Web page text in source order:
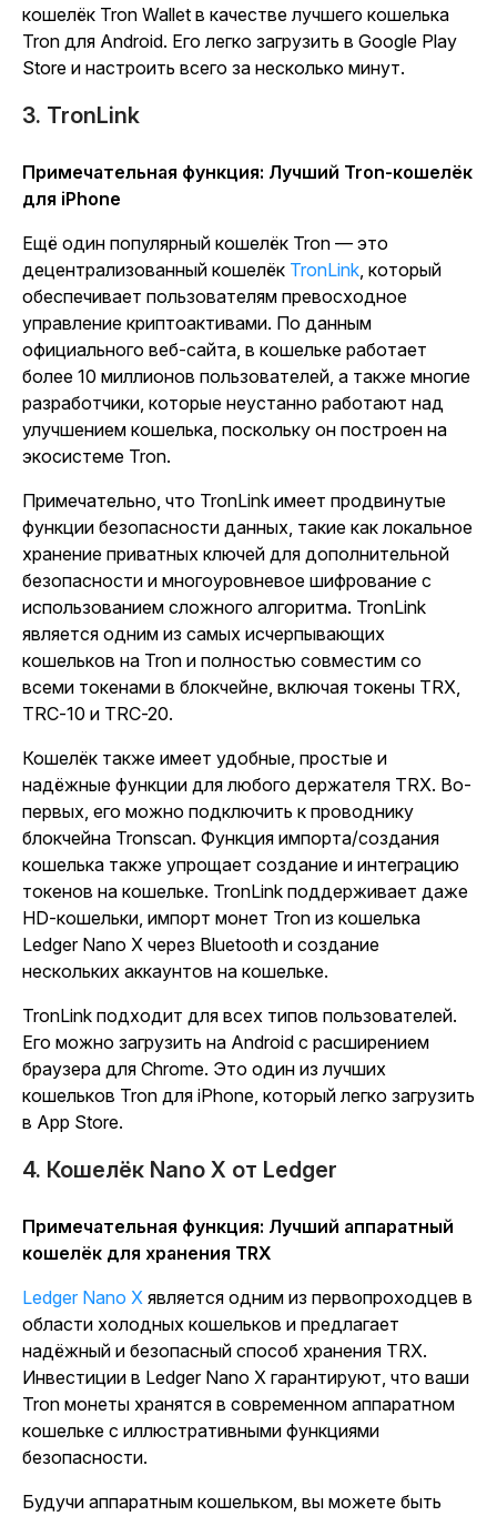
кошелёк Tron Wallet в качестве лучшего кошелька
Tron для Android. Его легко загрузить в Google Play
Store и настроить всего за несколько минут.
3. TronLink
Примечательная функция: Лучший Tron-кошелёк
для iPhone
Ещё один популярный кошелёк Tron — это
децентрализованный кошелёк TronLink, который
обеспечивает пользователям превосходное
управление криптоактивами. По данным
официального веб-сайта, в кошельке работает
более 10 миллионов пользователей, а также многие
разработчики, которые неустанно работают над
улучшением кошелька, поскольку он построен на
экосистеме Tron.
Примечательно, что TronLink имеет продвинутые
функции безопасности данных, такие как локальное
хранение приватных ключей для дополнительной
безопасности и многоуровневое шифрование с
использованием сложного алгоритма. TronLink
является одним из самых исчерпывающих
кошельков на Tron и полностью совместим со
всеми токенами в блокчейне, включая токены TRX,
TRC-10 и TRC-20.
Кошелёк также имеет удобные, простые и
надёжные функции для любого держателя TRX. Во-
первых, его можно подключить к проводнику
блокчейна Tronscan. Функция импорта/создания
кошелька также упрощает создание и интеграцию
токенов на кошельке. TronLink поддерживает даже
HD-кошельки, импорт монет Tron из кошелька
Ledger Nano X через Bluetooth и создание
нескольких аккаунтов на кошельке.
TronLink подходит для всех типов пользователей.
Его можно загрузить на Android с расширением
браузера для Chrome. Это один из лучших
кошельков Tron для iPhone, который легко загрузить
в App Store.
4. Кошелёк Nano X от Ledger
Примечательная функция: Лучший аппаратный
кошелёк для хранения TRX
Ledger Nano X является одним из первопроходцев в
области холодных кошельков и предлагает
надёжный и безопасный способ хранения TRX.
Инвестиции в Ledger Nano X гарантируют, что ваши
Tron монеты хранятся в современном аппаратном
кошельке с иллюстративными функциями
безопасности.
Будучи аппаратным кошельком, вы можете быть